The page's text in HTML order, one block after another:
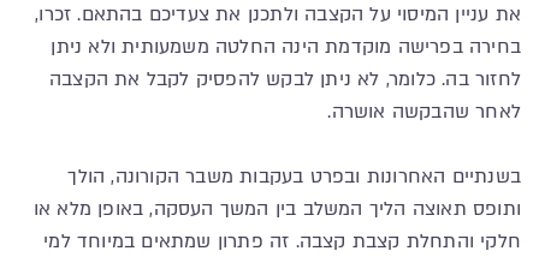
את עניין המיסוי על הקצבה ולתכנן את צעדיכם בהתאם. זכרו,
בחירה בפרישה מוקדמת הינה החלטה משמעותית ולא ניתן
לחזור בה. כלומר, לא ניתן לבקש להפסיק לקבל את הקצבה
לאחר שהבקשה אושרה.
בשנתיים האחרונות ובפרט בעקבות משבר הקורונה, הולך
ותופס תאוצה הליך המשלב בין המשך העסקה, באופן מלא או
חלקי והתחלת קצבת קצבה. זה פתרון שמתאים במיוחד למי